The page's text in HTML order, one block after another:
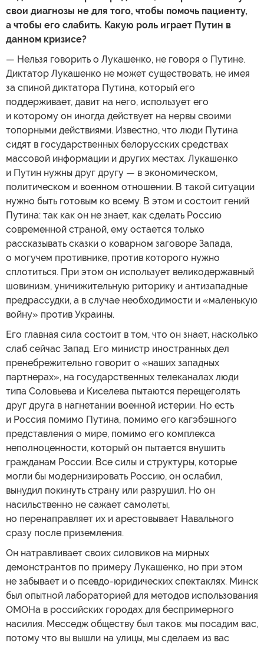
свои диагнозы не для того, чтобы помочь пациенту,
а чтобы его слабить. Какую роль играет Путин в
данном кризисе?
— Нельзя говорить о Лукашенко, не говоря о Путине.
Диктатор Лукашенко не может существовать, не имея
за спиной диктатора Путина, который его
поддерживает, давит на него, использует его
и которому он иногда действует на нервы своими
топорными действиями. Известно, что люди Путина
сидят в государственных белорусских средствах
массовой информации и других местах. Лукашенко
и Путин нужны друг другу — в экономическом,
политическом и военном отношении. В такой ситуации
нужно быть готовым ко всему. В этом и состоит гений
Путина: так как он не знает, как сделать Россию
современной страной, ему остается только
рассказывать сказки о коварном заговоре Запада,
о могучем противнике, против которого нужно
сплотиться. При этом он использует великодержавный
шовинизм, уничижительную риторику и антизападные
предрассудки, а в случае необходимости и «маленькую
войну» против Украины.
Его главная сила состоит в том, что он знает, насколько
слаб сейчас Запад. Его министр иностранных дел
пренебрежительно говорит о «наших западных
партнерах», на государственных телеканалах люди
типа Соловьева и Киселева пытаются перещеголять
друг друга в нагнетании военной истерии. Но есть
и Россия помимо Путина, помимо его кагэбэшного
представления о мире, помимо его комплекса
неполноценности, который он пытается внушить
гражданам России. Все силы и структуры, которые
могли бы модернизировать Россию, он ослабил,
вынудил покинуть страну или разрушил. Но он
насильственно не сажает самолеты,
но перенаправляет их и арестовывает Навального
сразу после приземления.
Он натравливает своих силовиков на мирных
демонстрантов по примеру Лукашенко, но при этом
не забывает и о псевдо-юридических спектаклях. Минск
был опытной лабораторией для методов использования
ОМОНа в российских городах для беспримерного
насилия. Месседж обществу был таков: мы посадим вас,
потому что вы вышли на улицы, мы сделаем из вас